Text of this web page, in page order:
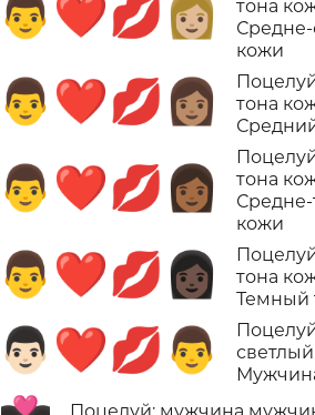
👨‍❤️‍💋‍👩🏼
тона
кожи
👨‍❤️‍💋‍👩🏽
тона
👨‍❤️‍💋‍👩🏾
тона
кожи
👨‍❤️‍💋‍👩🏿
тона
Темный
👨🏻‍❤️‍💋‍👨